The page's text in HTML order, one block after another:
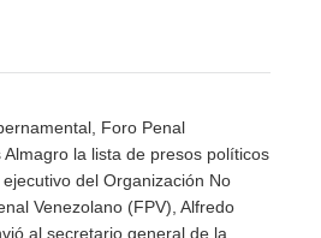
Foro Penal
la lista de presos políticos
del Organización No
Venezolano (FPV), Alfredo
al secretario general de la